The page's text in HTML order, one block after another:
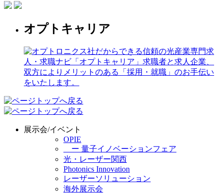
オプトキャリア
展示会/イベント
OPIE
ー 量子イノベーションフェア
光・レーザー関西
Photonics Innovation
レーザーソリューション
海外展示会